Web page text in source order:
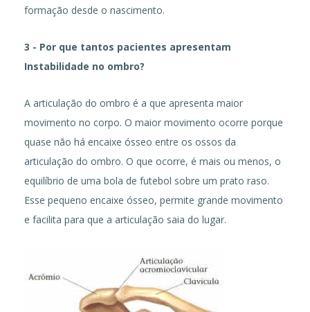
formação desde o nascimento.
3 - Por que tantos pacientes apresentam
Instabilidade no ombro?
A articulação do ombro é a que apresenta maior
movimento no corpo. O maior movimento ocorre porque
quase não há encaixe ósseo entre os ossos da
articulação do ombro. O que ocorre, é mais ou menos, o
equilíbrio de uma bola de futebol sobre um prato raso.
Esse pequeno encaixe ósseo, permite grande movimento
e facilita para que a articulação saia do lugar.